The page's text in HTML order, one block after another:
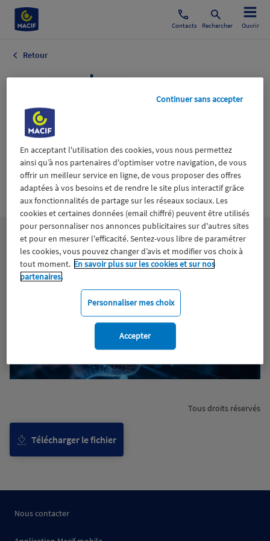
Contacts Rechercher Ouvrir
Retour
unnamed.png
13 février 2025
Certifié avec Wiztrust
trusted
sources
Télécharger le fichier
Tous droits réservés
Nous contacter
En acceptant l'utilisation des cookies, vous nous permettez
ainsi qu’à nos partenaires d'optimiser votre navigation, de vous
offrir un meilleur service en ligne, de vous proposer des offres
adaptées à vos besoins et de rendre le site plus interactif grâce
aux fonctionnalités de partage sur les réseaux sociaux. Les
cookies et certaines données (email chiffré) peuvent être utilisés
pour personnaliser nos annonces publicitaires sur d'autres sites
et pour en mesurer l'efficacité. Sentez-vous libre de paramétrer
les cookies, vous pouvez changer d’avis et modifier vos choix à
tout moment. En savoir plus sur les cookies et sur nos
partenaires.
Personnaliser mes choix
Continuer sans accepter
Accepter